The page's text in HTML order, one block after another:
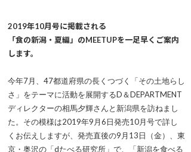
2019年10月号に掲載される
「食の新潟・夏編」のMEETUPを一足早くご案内
します。
今年7月、47都道府県の長くつづく「その土地らし
さ」をテーマに活動を展開するD＆DEPARTMENT
ディレクターの相馬夕輝さんと新潟県を訪ねまし
た。その模様は2019年9月6日発売10月号で詳し
くお伝えしますが、発売直後の9月13日（金）、東
京・奥沢の「dたべる研究所」で、「新潟を食べる